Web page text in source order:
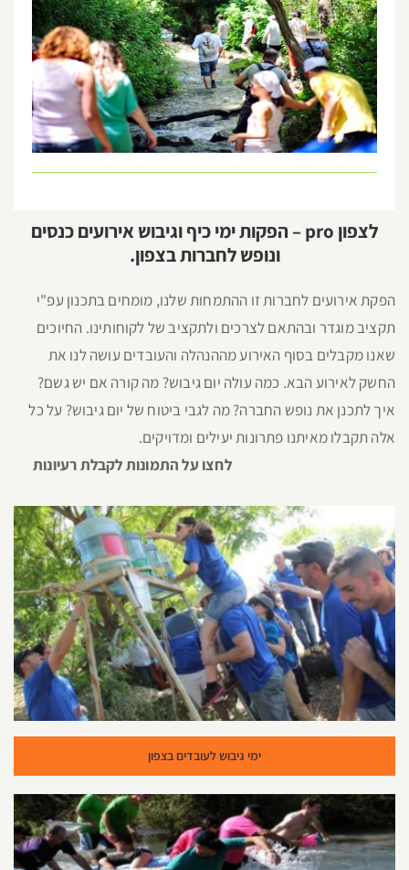
לצפון pro – הפקות ימי כיף וגיבוש אירועים כנסים
ונופש לחברות בצפון.
הפקת אירועים לחברות זו ההתמחות שלנו, מומחים בתכנון עפ"י
תקציב מוגדר ובהתאם לצרכים ולתקציב של לקוחותינו. החיוכים
שאנו מקבלים בסוף האירוע מההנהלה והעובדים עושה לנו את
החשק לאירוע הבא. כמה עולה יום גיבוש? מה קורה אם יש גשם?
איך לתכנן את נופש החברה? מה לגבי ביטוח של יום גיבוש? על כל
אלה תקבלו מאיתנו פתרונות יעילים ומדויקים.
לחצו על התמונות לקבלת רעיונות
ימי גיבוש לעובדים בצפון